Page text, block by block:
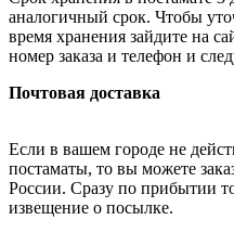
аналогичный срок. Чтобы
время хранения зайдите на
номер заказа и телефон и
Почтовая доставка
Если в вашем городе не
постаматы, то вы можете
России. Сразу по прибытии
извещение о посылке.